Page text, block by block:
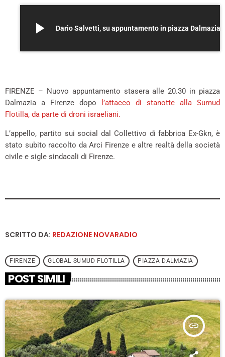
play_arrow Dario Salvetti, su appuntamento in piazza Dalmazia
FIRENZE – Nuovo appuntamento stasera alle 20.30 in piazza
Dalmazia a Firenze dopo
l’attacco di stanotte alla Sumud
Flotilla, da parte di droni israeliani.
L’appello, partito sui social dal Collettivo di fabbrica Ex-Gkn, è
stato subito raccolto da Arci Firenze e altre realtà della società
civile e sigle sindacali di Firenze.
SCRITTO DA: REDAZIONE NOVARADIO
FIRENZE GLOBAL SUMUD FLOTILLA PIAZZA DALMAZIA
POST SIMILI
insert_link